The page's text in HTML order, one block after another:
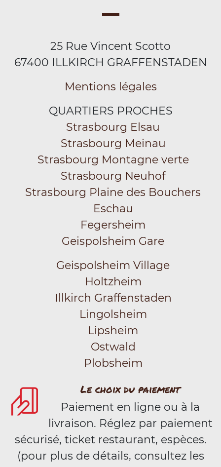
25 Rue Vincent Scotto
67400 ILLKIRCH GRAFFENSTADEN
Mentions légales
QUARTIERS PROCHES
Strasbourg Elsau
Strasbourg Meinau
Strasbourg Montagne verte
Strasbourg Neuhof
Strasbourg Plaine des Bouchers
Eschau
Fegersheim
Geispolsheim Gare
Geispolsheim Village
Holtzheim
Illkirch Graffenstaden
Lingolsheim
Lipsheim
Ostwald
Plobsheim
Le choix du paiement
Paiement en ligne ou à la
livraison. Réglez par paiement
sécurisé, ticket restaurant, espèces.
(pour plus de détails, consultez les